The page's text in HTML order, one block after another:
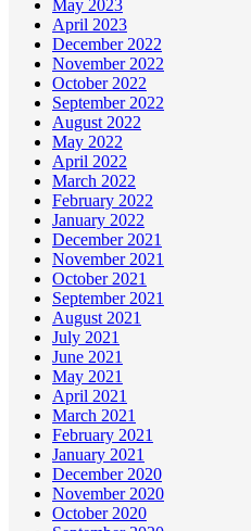
May 2023
April 2023
December 2022
November 2022
October 2022
September 2022
August 2022
May 2022
April 2022
March 2022
February 2022
January 2022
December 2021
November 2021
October 2021
September 2021
August 2021
July 2021
June 2021
May 2021
April 2021
March 2021
February 2021
January 2021
December 2020
November 2020
October 2020